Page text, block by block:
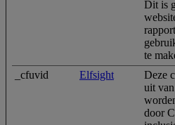
Dit is
te
_cfuvid Elfsight
Deze
uit
door